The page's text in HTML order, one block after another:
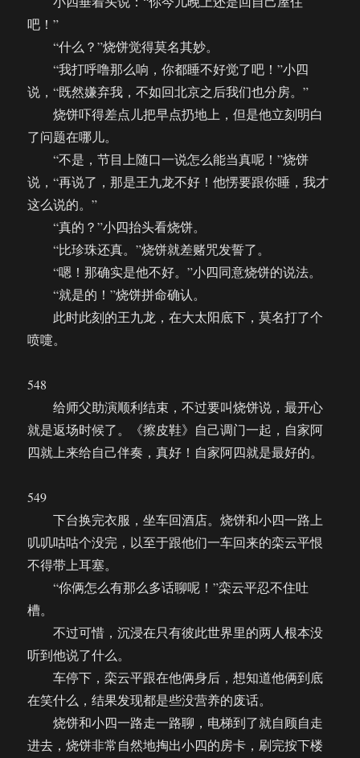
吧！”
“什么？”烧饼觉得莫名其妙。
“我打呼噜那么响，你都睡不好觉了吧！”小四
说，“既然嫌弃我，不如回北京之后我们也分房。”
烧饼吓得差点儿把早点扔地上，但是他立刻明白
了问题在哪儿。
“不是，节目上随口一说怎么能当真呢！”烧饼
说，“再说了，那是王九龙不好！他愣要跟你睡，我才
这么说的。”
“真的？”小四抬头看烧饼。
“比珍珠还真。”烧饼就差赌咒发誓了。
“嗯！那确实是他不好。”小四同意烧饼的说法。
“就是的！”烧饼拼命确认。
此时此刻的王九龙，在大太阳底下，莫名打了个
喷嚏。
548
给师父助演顺利结束，不过要叫烧饼说，最开心
就是返场时候了。《擦皮鞋》自己调门一起，自家阿
四就上来给自己伴奏，真好！自家阿四就是最好的。
549
下台换完衣服，坐车回酒店。烧饼和小四一路上
叽叽咕咕个没完，以至于跟他们一车回来的栾云平恨
不得带上耳塞。
“你俩怎么有那么多话聊呢！”栾云平忍不住吐
槽。
不过可惜，沉浸在只有彼此世界里的两人根本没
听到他说了什么。
车停下，栾云平跟在他俩身后，想知道他俩到底
在笑什么，结果发现都是些没营养的废话。
烧饼和小四一路走一路聊，电梯到了就自顾自走
进去，烧饼非常自然地掏出小四的房卡，刷完按下楼